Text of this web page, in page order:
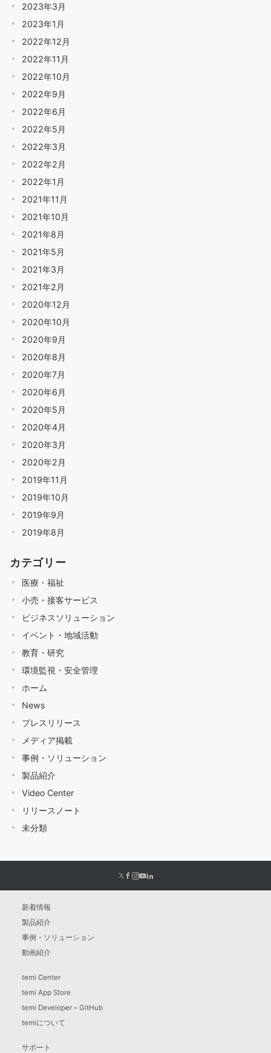
2023年3月
2023年1月
2022年12月
2022年11月
2022年10月
2022年9月
2022年6月
2022年5月
2022年3月
2022年2月
2022年1月
2021年11月
2021年10月
2021年8月
2021年5月
2021年3月
2021年2月
2020年12月
2020年10月
2020年9月
2020年8月
2020年7月
2020年6月
2020年5月
2020年4月
2020年3月
2020年2月
2019年11月
2019年10月
2019年9月
2019年8月
カテゴリー
医療・福祉
小売・接客サービス
ビジネスソリューション
イベント・地域活動
教育・研究
環境監視・安全管理
ホーム
News
プレスリリース
メディア掲載
事例・ソリューション
製品紹介
Video Center
リリースノート
未分類
新着情報
製品紹介
事例・ソリューション
動画紹介
temi Center
temi App Store
temi Developer – GitHub
temiについて
サポート